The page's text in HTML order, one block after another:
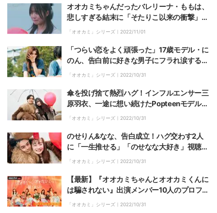
オオカミちゃんだったバレリーナ・ももは、
悲しすぎる結末に「そたりこ以来の衝撃」
「涙止まらない」号泣する視聴者続出『オオ
「オオカミ」シリーズ｜ 2022/11/01
「つらい恋をよく頑張った」17歳モデル・に
のん、告白前に好きな男子にフラれ涙するも
感動のラスト、視聴者も涙『オオカミちゃん
「オオカミ」シリーズ｜ 2022/10/31
傘を投げ捨て熱烈ハグ！インフルエンサー三
原羽衣、一途に想い続けたPopteenモデルと
カップル成立『オオカミちゃんとオオカミく
「オオカミ」シリーズ｜ 2022/10/31
のせりん&なな、告白成立！ハグ交わす2人
に「一生推せる」「のせなな大好き」視聴者
歓喜『オオカミちゃんとオオカミくん』最終
「オオカミ」シリーズ｜ 2022/10/31
【最新】『オオカミちゃんとオオカミくんに
は騙されない』出演メンバー10人のプロフィ
ール、SNS紹介、主題歌、動画を見るには
「オオカミ」シリーズ｜ 2022/10/31